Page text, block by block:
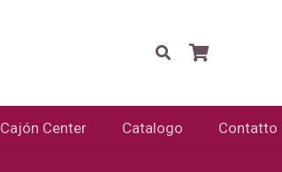
Cajón Center Catalogo Contatto